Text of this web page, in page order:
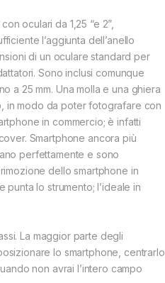
oculari da 1,25 “e 2”,
l’aggiunta dell’anello
di un oculare standard per
Sono inclusi comunque
a 25 mm. Una molla e una ghiera
in modo da poter fotografare con
in commercio; è infatti
Smartphone ancora più
perfettamente e sono
dello smartphone in
lo strumento; l’ideale in
La maggior parte degli
lo smartphone, centrarlo
non avrai l’intero campo